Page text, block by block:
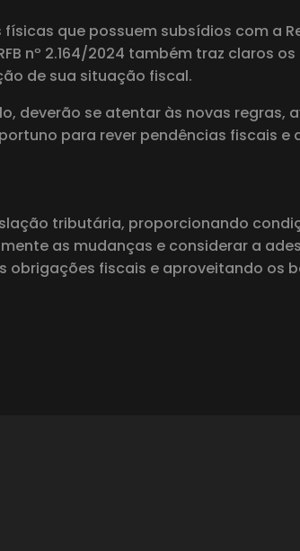
que possuem subsídios com a
nº 2.164/2024 também traz claros
de sua situação fiscal.
deverão se atentar às novas regras,
para rever pendências fiscais e
tributária, proporcionando
as mudanças e considerar a
fiscais e aproveitando os